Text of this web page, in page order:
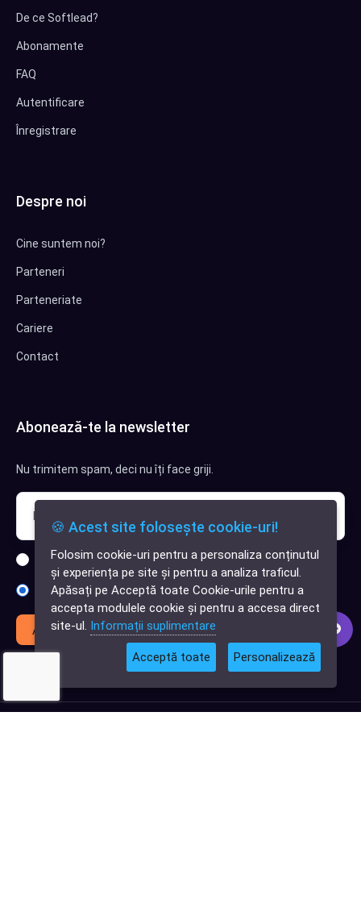
✕
Cauți o aplicație
software?
De ce Softlead?
Abonamente
FAQ
Autentificare
Înregistrare
Despre noi
Cine suntem noi?
Parteneri
Parteneriate
Cariere
Contact
Abonează-te la newsletter
Nu trimitem spam, deci nu îți face griji.
Sunt interesat de clienți pentru compania mea IT
Sunt interesat de achiziții software
Abonează-te
🍪 Acest site folosește cookie-uri!
Folosim cookie-uri pentru a personaliza conținutul
și experiența pe site și pentru a analiza traficul.
Apăsați pe Acceptă toate Cookie-urile pentru a
accepta modulele cookie și pentru a accesa direct
site-ul. Informații suplimentare
Acceptă toate Personalizează